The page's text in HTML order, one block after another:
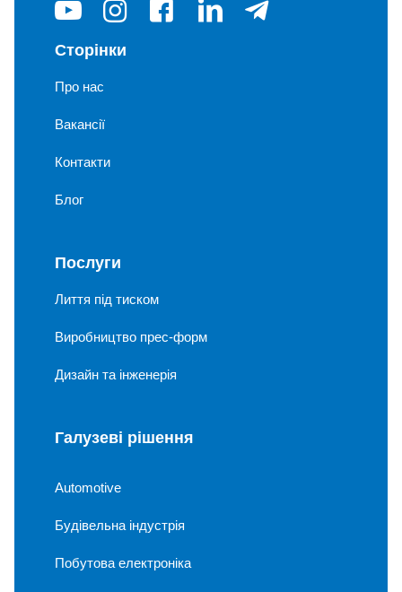
Сторінки
Про нас
Вакансії
Контакти
Блог
Послуги
Лиття під тиском
Виробництво прес-форм
Дизайн та інженерія
Галузеві рішення
Automotive
Будівельна індустрія
Побутова електроніка